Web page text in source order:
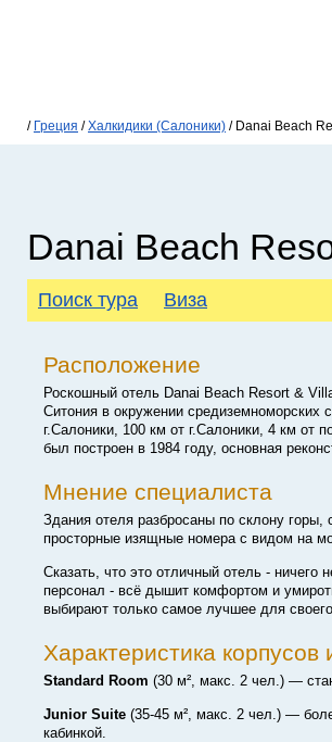
/ Греция /Халкидики (Салоники) / Danai Beach
Danai Beach
Поиск тура Виза
Расположение
Роскошный отель Danai Beach Resort &
Ситония в окружении
г.Салоники, 100 км от г.Салоники, 4 км от
был построен в 1984 году, основная
Мнение специалиста
Здания отеля разбросаны по склону
просторные изящные номера с видом на
Сказать, что это отличный отель - ничего
персонал - всё дышит комфортом и
выбирают только самое лучшее для
Характеристика корпусов
Standard Room (30 м², макс. 2 чел.) —
Junior Suite (35-45 м², макс. 2 чел.) —
кабинкой.